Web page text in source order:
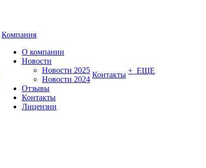
Компания
О компании
Новости
Новости 2025
Новости 2024
Отзывы
Контакты
Лицензии
Контакты + ЕЩЕ